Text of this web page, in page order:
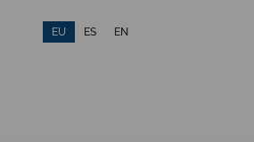
EU ES EN